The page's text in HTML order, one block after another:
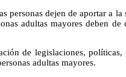
personas dejen de aportar a
adultas mayores deben de
de legislaciones, políticas,
adultas mayores.